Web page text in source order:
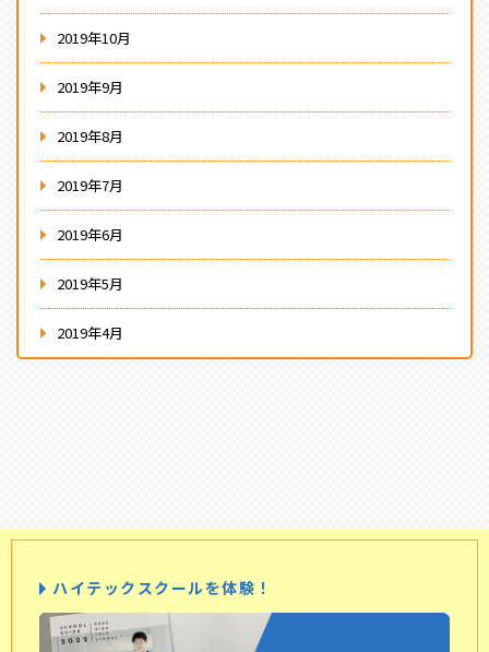
2019年10月
2019年9月
2019年8月
2019年7月
2019年6月
2019年5月
2019年4月
ハイテックスクールを体験！